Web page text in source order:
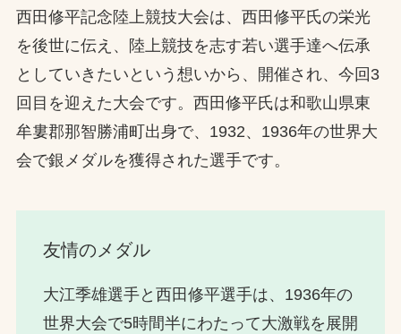
西田修平記念陸上競技大会は、西田修平氏の栄光
を後世に伝え、陸上競技を志す若い選手達へ伝承
としていきたいという想いから、開催され、今回3
回目を迎えた大会です。西田修平氏は和歌山県東
牟婁郡那智勝浦町出身で、1932、1936年の世界大
会で銀メダルを獲得された選手です。
友情のメダル
大江季雄選手と西田修平選手は、1936年の
世界大会で5時間半にわたって大激戦を展開